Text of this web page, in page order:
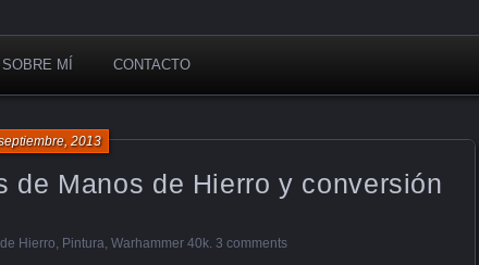
SOBRE MÍ CONTACTO
de Manos de Hierro y conversión
2013
Hierro, Pintura, Warhammer 40k. 3 comments